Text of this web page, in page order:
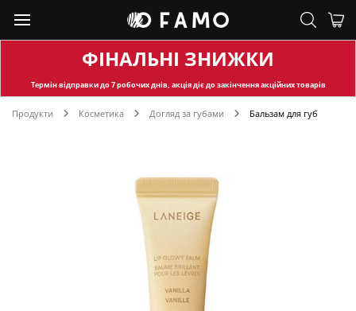
ФІНАЛЬНІ ЗНИЖКИ
Термін відправкидо 7 робочих днів, акція діє до закінчення акційних товарів
Продукти Косметика Догляд за губами Бальзам для губ